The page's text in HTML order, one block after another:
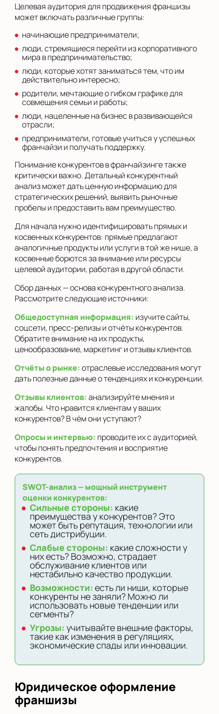
Целевая аудитория для продвижения франшизы
может включать различные группы:
начинающие предприниматели;
люди, стремящиеся перейти из корпоративного
мира в предпринимательство;
люди, которые хотят заниматься тем, что им
действительно интересно;
родители, мечтающие о гибком графике для
совмещения семьи и работы;
люди, нацеленные на бизнес в развивающейся
отрасли;
предприниматели, готовые учиться у успешных
франчайзи и получать поддержку.
Понимание конкурентов в франчайзинге также
критически важно. Детальный конкурентный
анализ может дать ценную информацию для
стратегических решений, выявить рыночные
пробелы и предоставить вам преимущество.
Для начала нужно идентифицировать прямых и
косвенных конкурентов: прямые предлагают
аналогичные продукты или услуги в той же нише, а
косвенные борются за внимание или ресурсы
целевой аудитории, работая в другой области.
Сбор данных — основа конкурентного анализа.
Рассмотрите следующие источники:
Общедоступная информация: изучите сайты,
соцсети, пресс-релизы и отчёты конкурентов.
Обратите внимание на их продукты,
ценообразование, маркетинг и отзывы клиентов.
Отчёты о рынке: отраслевые исследования могут
дать полезные данные о тенденциях и конкуренции.
Отзывы клиентов: анализируйте мнения и
жалобы. Что нравится клиентам у ваших
конкурентов? В чём они уступают?
Опросы и интервью: проводите их с аудиторией,
чтобы понять предпочтения и восприятие
конкурентов.
SWOT-анализ — мощный инструмент
оценки конкурентов:
Сильные стороны: какие
преимущества у конкурентов? Это
может быть репутация, технологии или
сеть дистрибуции.
Слабые стороны: какие сложности у
них есть? Возможно, страдает
обслуживание клиентов или
нестабильно качество продукции.
Возможности: есть ли ниши, которые
конкуренты не заняли? Можно ли
использовать новые тенденции или
сегменты?
Угрозы: учитывайте внешние факторы,
такие как изменения в регуляциях,
экономические спады или инновации.
Юридическое оформление
франшизы